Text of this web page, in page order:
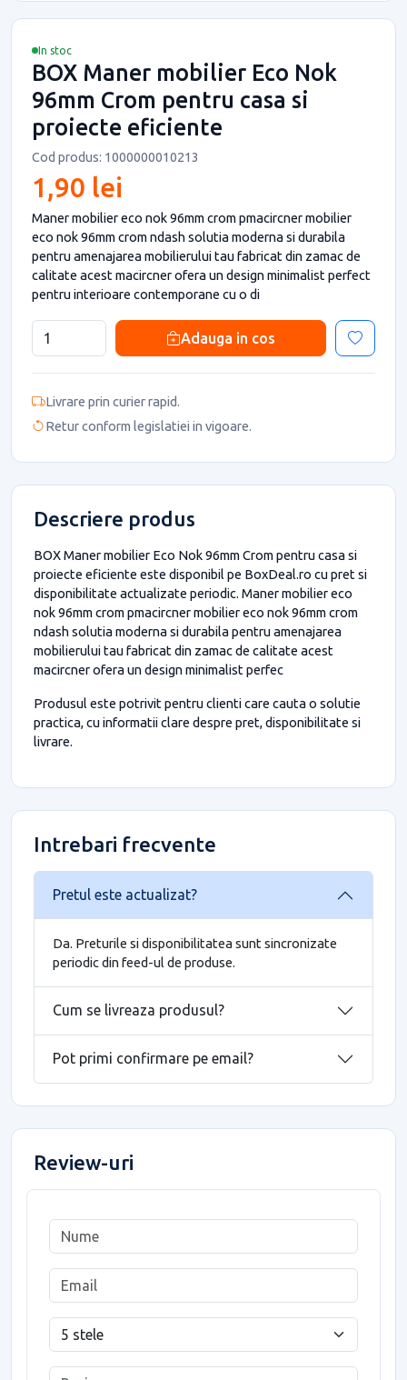
In stoc
BOX Maner mobilier Eco Nok
96mm Crom pentru casa si
proiecte eficiente
Cod produs: 1000000010213
1,90 lei
Maner mobilier eco nok 96mm crom pmacircner mobilier
eco nok 96mm crom ndash solutia moderna si durabila
pentru amenajarea mobilierului tau fabricat din zamac de
calitate acest macircner ofera un design minimalist perfect
pentru interioare contemporane cu o di
Adauga in cos
Livrare prin curier rapid.
Retur conform legislatiei in vigoare.
Descriere produs
BOX Maner mobilier Eco Nok 96mm Crom pentru casa si
proiecte eficiente este disponibil pe BoxDeal.ro cu pret si
disponibilitate actualizate periodic. Maner mobilier eco
nok 96mm crom pmacircner mobilier eco nok 96mm crom
ndash solutia moderna si durabila pentru amenajarea
mobilierului tau fabricat din zamac de calitate acest
macircner ofera un design minimalist perfec
Produsul este potrivit pentru clienti care cauta o solutie
practica, cu informatii clare despre pret, disponibilitate si
livrare.
Intrebari frecvente
Pretul este actualizat?
Da. Preturile si disponibilitatea sunt sincronizate
periodic din feed-ul de produse.
Cum se livreaza produsul?
Pot primi confirmare pe email?
Review-uri